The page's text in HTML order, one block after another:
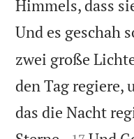
Himmels, dass
Und es geschah
zwei große
den Tag regiere,
das die Nacht